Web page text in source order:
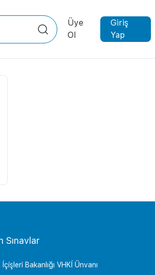
Üye
Ol
Giriş
Yap
Sınavlar
İçişleri Bakanlığı VHKİ Ünvanı